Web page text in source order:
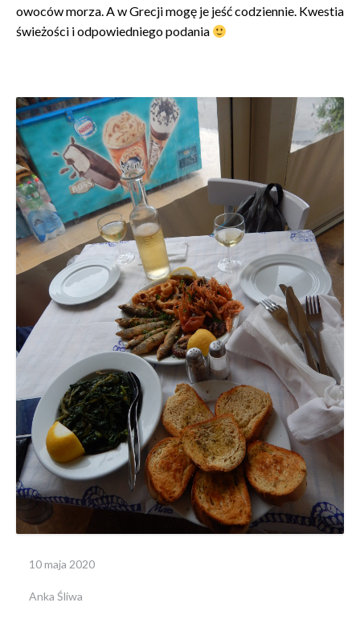
owoców morza. A w Grecji mogę je jeść codziennie. Kwestia
świeżości i odpowiedniego podania
10 maja 2020
Anka Śliwa